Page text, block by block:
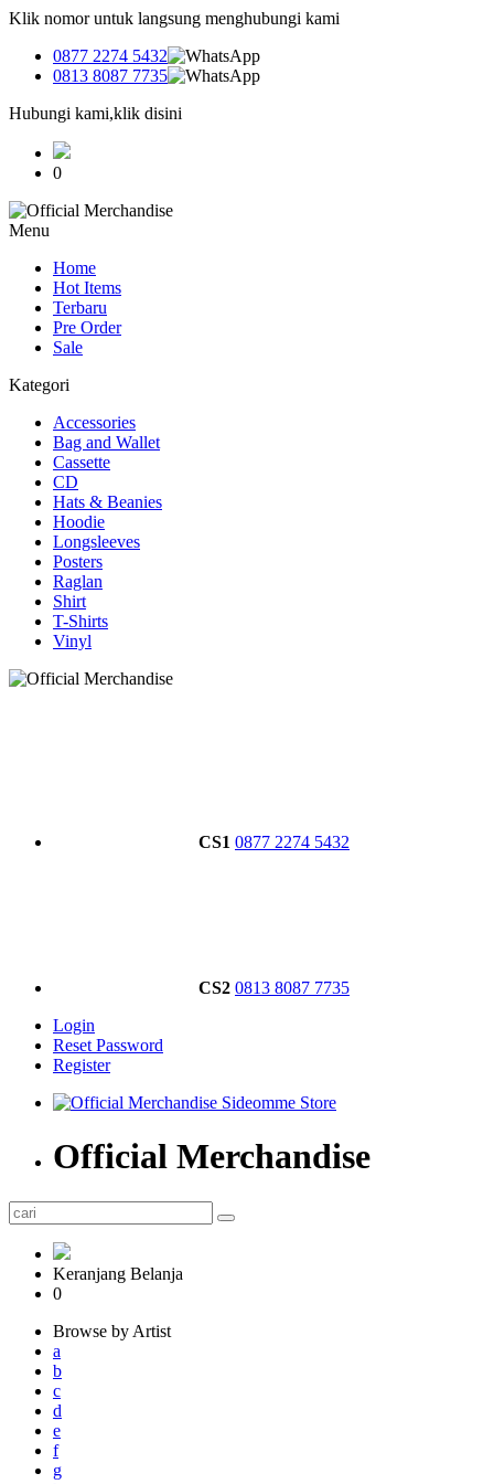
Klik nomor untuk langsung menghubungi kami
0877 2274 5432
0813 8087 7735
Hubungi kami,klik disini
0
Menu
Home
Hot Items
Terbaru
Pre Order
Sale
Kategori
Accessories
Bag and Wallet
Cassette
CD
Hats & Beanies
Hoodie
Longsleeves
Posters
Raglan
Shirt
T-Shirts
Vinyl
CS1 0877 2274 5432
CS2 0813 8087 7735
Login
Reset Password
Register
Official Merchandise
Keranjang Belanja
0
Browse by Artist
a
b
c
d
e
f
g